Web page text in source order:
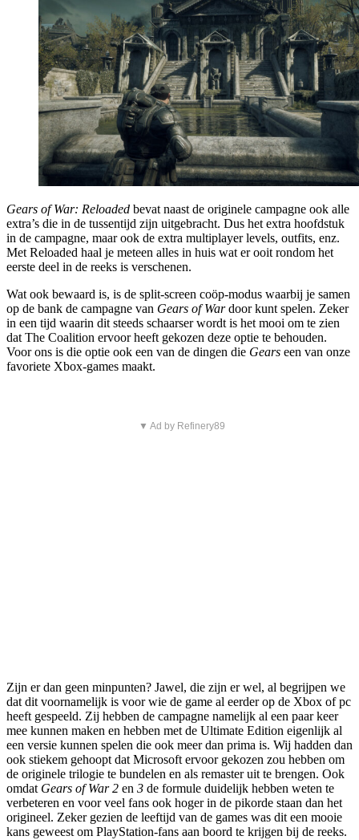
Gears of War: Reloaded bevat naast de originele campagne ook alle
extra’s die in de tussentijd zijn uitgebracht. Dus het extra hoofdstuk
in de campagne, maar ook de extra multiplayer levels, outfits, enz.
Met Reloaded haal je meteen alles in huis wat er ooit rondom het
eerste deel in de reeks is verschenen.
Wat ook bewaard is, is de split-screen coöp-modus waarbij je samen
op de bank de campagne van Gears of Wardoor kunt spelen. Zeker
in een tijd waarin dit steeds schaarser wordt is het mooi om te zien
dat The Coalition ervoor heeft gekozen deze optie te behouden.
Voor ons is die optie ook een van de dingen die Gears een van onze
favoriete Xbox-games maakt.
▼ Ad by Refinery89
Zijn er dan geen minpunten? Jawel, die zijn er wel, al begrijpen we
dat dit voornamelijk is voor wie de game al eerder op de Xbox of pc
heeft gespeeld. Zij hebben de campagne namelijk al een paar keer
mee kunnen maken en hebben met de Ultimate Edition eigenlijk al
een versie kunnen spelen die ook meer dan prima is. Wij hadden dan
ook stiekem gehoopt dat Microsoft ervoor gekozen zou hebben om
de originele trilogie te bundelen en als remaster uit te brengen. Ook
omdat Gears of War 2 en 3 de formule duidelijk hebben weten te
verbeteren en voor veel fans ook hoger in de pikorde staan dan het
origineel. Zeker gezien de leeftijd van de games was dit een mooie
kans geweest om PlayStation-fans aan boord te krijgen bij de reeks.